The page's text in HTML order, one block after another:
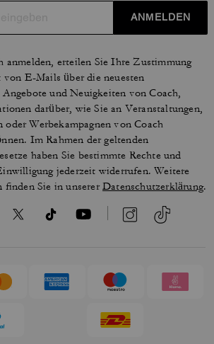
ANMELDEN
anmelden, erteilen Sie Ihre Zustimmung
E-Mails über die neuesten
und Neuigkeiten von Coach,
darüber, wie Sie an Veranstaltungen,
oder Werbekampagnen von Coach
Im Rahmen der geltenden
haben Sie bestimmte Rechte und
jederzeit widerrufen. Weitere
finden Sie in unsererDatenschutzerklärung.